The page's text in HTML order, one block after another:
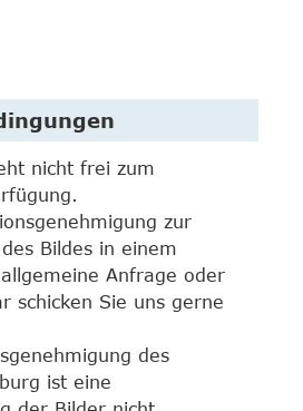
nicht frei zum
zur
Bildes in einem
Anfrage oder
schicken Sie uns gerne
des
ist eine